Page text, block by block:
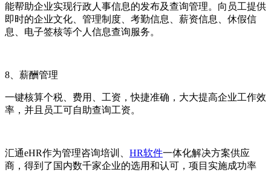
能帮助企业实现行政人事信息的发布及查询管理。向员工提供
即时的企业文化、管理制度、考勤信息、薪资信息、休假信
息、电子签核等个人信息查询服务。
8、 薪酬管理
一键核算个税、费用、工资，快捷准确，大大提高企业工作效
率，并且员工可自助查询工资。
汇通eHR作为管理咨询培训、 HR软件一体化解决方案供应
商，得到了国内数千家企业的选用和认可，项目实施成功率